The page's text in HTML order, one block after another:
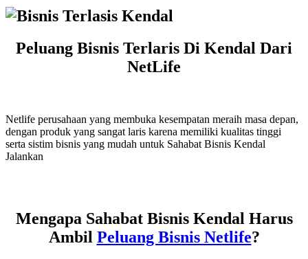
Peluang Bisnis Terlaris Di Kendal Dari
NetLife
Netlife perusahaan yang membuka kesempatan meraih masa depan,
dengan produk yang sangat laris karena memiliki kualitas tinggi
serta sistim bisnis yang mudah untuk Sahabat Bisnis Kendal
Jalankan
Mengapa Sahabat Bisnis Kendal Harus
Ambil Peluang Bisnis Netlife?